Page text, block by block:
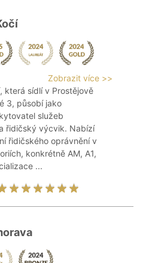
Zobrazit více >>
která sídlí v Prostějově
3, působí jako
služeb
řidičský výcvik. Nabízí
řidičského oprávnění v
konkrétně AM, A1,
...